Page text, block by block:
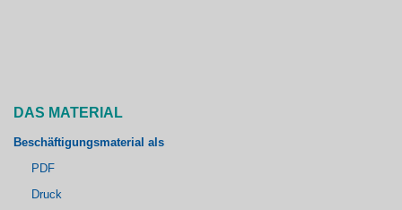
DAS MATERIAL
Beschäftigungsmaterial als
PDF
Druck